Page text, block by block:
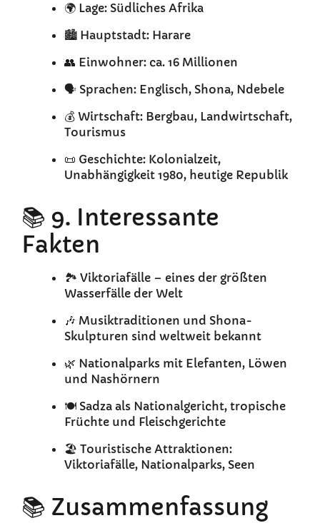
🌍 Lage: Südliches Afrika
🏙️ Hauptstadt: Harare
👥 Einwohner: ca. 16 Millionen
🗣️ Sprachen: Englisch, Shona, Ndebele
💰 Wirtschaft: Bergbau, Landwirtschaft,
Tourismus
📜 Geschichte: Kolonialzeit,
Unabhängigkeit 1980, heutige Republik
📚 9. Interessante
Fakten
🏞️ Viktoriafälle – eines der größten
Wasserfälle der Welt
🎶 Musiktraditionen und Shona-
Skulpturen sind weltweit bekannt
🌿 Nationalparks mit Elefanten, Löwen
und Nashörnern
🍽️ Sadza als Nationalgericht, tropische
Früchte und Fleischgerichte
🏖️ Touristische Attraktionen:
Viktoriafälle, Nationalparks, Seen
📚 Zusammenfassung